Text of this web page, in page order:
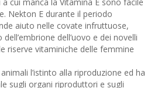
Nekton E durante il periodo
aiuto nelle covate infruttuose,
dell’uovo e dei novelli
riserve vitaminiche delle femmine
l’istinto alla riproduzione ed ha
sugli organi riproduttori e sugli